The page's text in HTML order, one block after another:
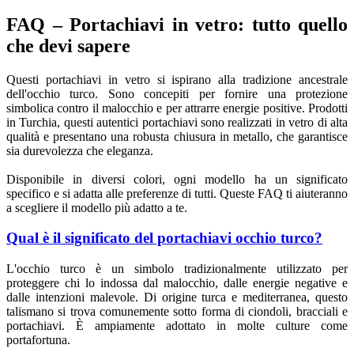
FAQ – Portachiavi in vetro: tutto quello
che devi sapere
Questi portachiavi in vetro si ispirano alla tradizione ancestrale
dell'occhio turco. Sono concepiti per fornire una protezione
simbolica contro il malocchio e per attrarre energie positive. Prodotti
in Turchia, questi autentici portachiavi sono realizzati in vetro di alta
qualità e presentano una robusta chiusura in metallo, che garantisce
sia durevolezza che eleganza.
Disponibile in diversi colori, ogni modello ha un significato
specifico e si adatta alle preferenze di tutti. Queste FAQ ti aiuteranno
a scegliere il modello più adatto a te.
Qual è il significato del portachiavi occhio turco?
L'occhio turco è un simbolo tradizionalmente utilizzato per
proteggere chi lo indossa dal malocchio, dalle energie negative e
dalle intenzioni malevole. Di origine turca e mediterranea, questo
talismano si trova comunemente sotto forma di ciondoli, bracciali e
portachiavi. È ampiamente adottato in molte culture come
portafortuna.